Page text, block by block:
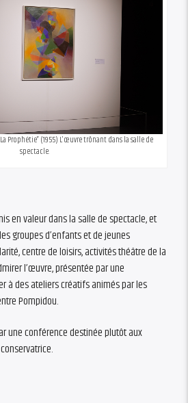
Prophétie” (1955) L’œuvre trônant dans la salle de
spectacle.
en valeur dans la salle de spectacle, et
groupes d’enfants et de jeunes
centre de loisirs, activités théâtre de la
l’œuvre, présentée par une
à des ateliers créatifs animés par les
Pompidou.
une conférence destinée plutôt aux